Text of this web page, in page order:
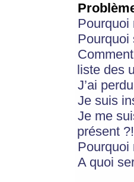
Pourquoi
Pourquoi
liste des
J’ai
Je suis
Je me
présent ?!
Pourquoi
A quoi